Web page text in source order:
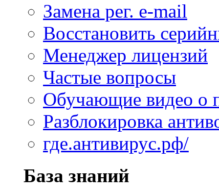
Замена рег. e-mail
Восстановить
Менеджер лицензий
Частые вопросы
Обучающие видео о
Разблокировка
где.антивирус.рф/
База знаний